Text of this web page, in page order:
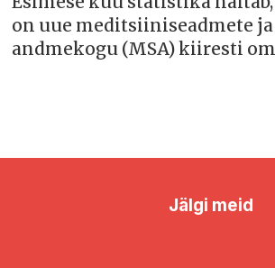
on uue meditsiiniseadmete
andmekogu (MSA) kiiresti
Jälgi meid